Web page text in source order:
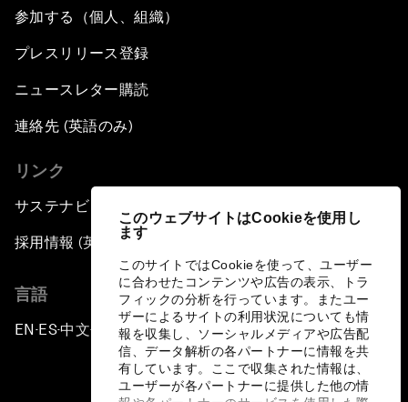
このウェブサイトはCookieを使用し
ます
このサイトではCookieを使って、ユーザー
に合わせたコンテンツや広告の表示、トラ
フィックの分析を行っています。またユー
ザーによるサイトの利用状況についても情
報を収集し、ソーシャルメディアや広告配
信、データ解析の各パートナーに情報を共
有しています。ここで収集された情報は、
ユーザーが各パートナーに提供した他の情
参加する（個人、組織）
プレスリリース登録
ニュースレター購読
連絡先 (英語のみ)
リンク
サステナビリティへの取り組み
採用情報 (英語のみ)
言語
EN ▪ES▪中文▪ 日本語